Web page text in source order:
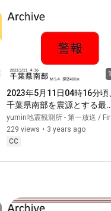
2023年5月11日04時16分頃
千葉県南部を震源とする最
震度5強を観測する大きな地
震【切り抜きアーカイブ】
【タイムシフト】【地震速報
yumin地震観測所 - 第一放送 /
229 views • 3 years ago
CC